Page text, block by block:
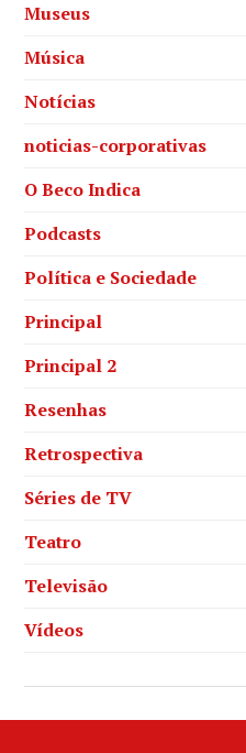
Museus
Música
Notícias
noticias-corporativas
O Beco Indica
Podcasts
Política e Sociedade
Principal
Principal 2
Resenhas
Retrospectiva
Séries de TV
Teatro
Televisão
Vídeos